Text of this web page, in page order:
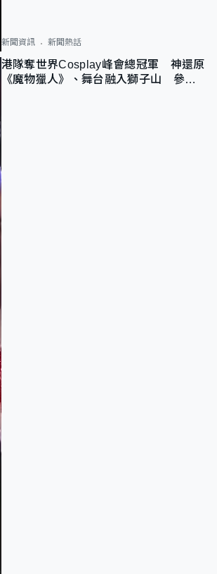
新聞資訊 新聞熱話
港隊奪世界Cosplay峰會總冠軍 神還原
《魔物獵人》、舞台融入獅子山 參賽